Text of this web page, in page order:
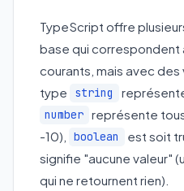
TypeScript offre
base qui correspondent
courants, mais avec
type
string
number représente
-10),
boolean est soit
signifie "aucune valeur"
qui ne retournent rien).